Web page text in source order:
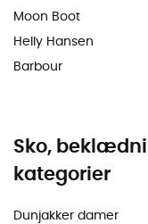
Moon Boot
Helly Hansen
Barbour
Sko,
kategorier
Dunjakker damer